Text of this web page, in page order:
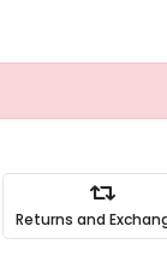
Returns and